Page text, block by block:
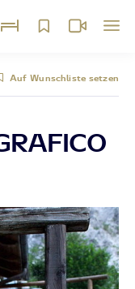
Auf Wunschliste setzen